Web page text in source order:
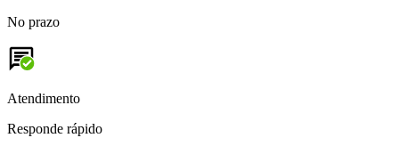
No prazo
Atendimento
Responde rápido